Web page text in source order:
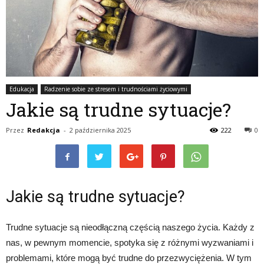
Edukacja Radzenie sobie ze stresem i trudnościami życiowymi
Jakie są trudne sytuacje?
Przez Redakcja - 2 października 2025 0
222
Jakie są trudne sytuacje?
Trudne sytuacje są nieodłączną częścią naszego życia. Każdy z
nas, w pewnym momencie, spotyka się z różnymi wyzwaniami i
problemami, które mogą być trudne do przezwyciężenia. W tym